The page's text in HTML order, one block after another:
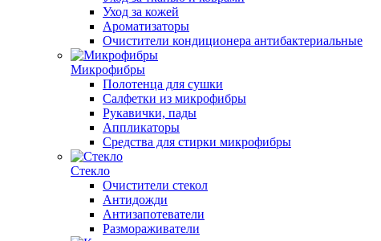
Уход за кожей
Ароматизаторы
Очистители кондиционера антибактериальные
Микрофибры
Полотенца для сушки
Салфетки из микрофибры
Рукавички, пады
Аппликаторы
Средства для стирки микрофибры
Стекло
Очистители стекол
Антидожди
Антизапотеватели
Размораживатели